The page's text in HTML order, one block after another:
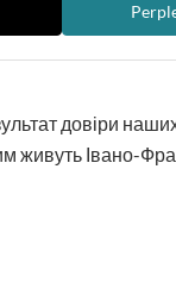
довіри
живуть Івано-